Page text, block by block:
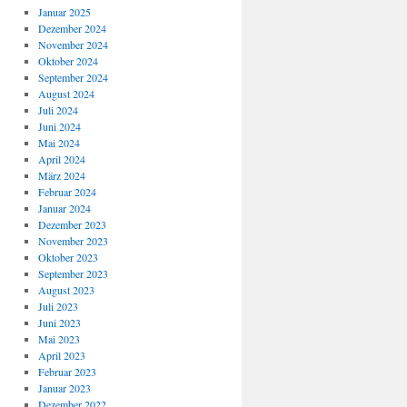
Januar 2025
Dezember 2024
November 2024
Oktober 2024
September 2024
August 2024
Juli 2024
Juni 2024
Mai 2024
April 2024
März 2024
Februar 2024
Januar 2024
Dezember 2023
November 2023
Oktober 2023
September 2023
August 2023
Juli 2023
Juni 2023
Mai 2023
April 2023
Februar 2023
Januar 2023